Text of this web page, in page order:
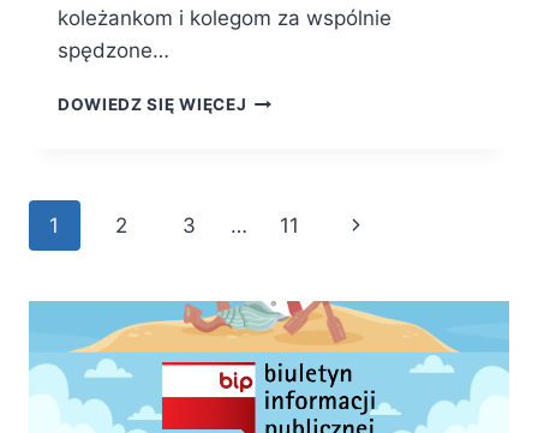
koleżankom i kolegom za wspólnie
spędzone…
DOWIEDZ SIĘ WIĘCEJ POŻEGNANIA
Nawigacja
1 2 3 … 11
Następna